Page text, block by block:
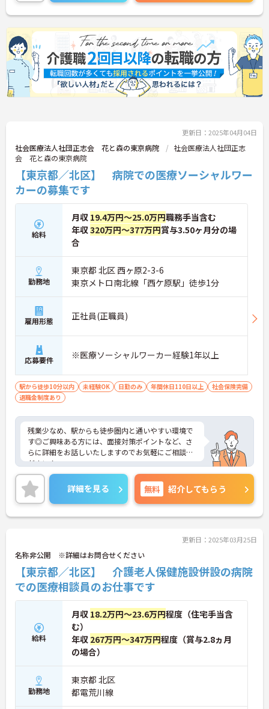
更新日：2025年04月04日
社会医療法人社団正志会 花と森の東京病院
社会医療法人社団正志
会 花と森の東京病院
【東京都／北区】 病院での医療ソーシャルワー
カーの募集です
給料
月収 19.4万円～25.0万円職務手当含む
年収320万円～377万円賞与3.50ヶ月分の場
合
勤務地
東京都 北区 西ヶ原2-3-6
東京メトロ南北線「西ケ原駅」徒歩1分
雇用形態 正社員(正職員)
応募要件 ※医療ソーシャルワーカー経験1年以上
駅から徒歩10分以内 未経験OK 日勤のみ 年間休日110日以上
社会保険完備
退職金制度あり
残業少なめ、駅からも徒歩圏内と通いやすい環境で
す◎ご興味ある方には、面接対策ポイントなど、さ
らに詳細をお話しいたしますのでお気軽にご相談く
ださい！
詳細を見る 無料 紹介してもらう
更新日：2025年03月25日
名称非公開 ※詳細はお問合せください
【東京都／北区】 介護老人保健施設併設の病院
での医療相談員のお仕事です
給料
月収 18.2万円～23.6万円程度（住宅手当含
む）
年収 267万円～347万円程度（賞与2.8ヵ月
の場合）
勤務地
東京都 北区
都電荒川線